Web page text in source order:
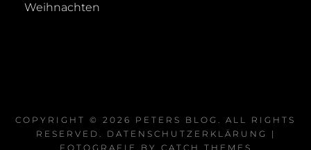
Weihnachten
COPYRIGHT © 2026 PETERS BLOG
. ALL RIGHTS
RESERVED. DATENSCHUTZERKLÄRUNG
|
FOTOGRAFIE BY CATCH THEMES